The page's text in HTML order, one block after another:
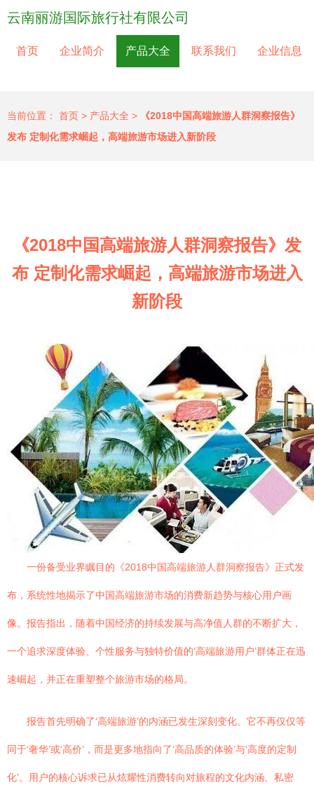
云南丽游国际旅行社有限公司
首页 企业简介 产品大全 联系我们 企业信息
当前位置： 首页 > 产品大全 >
《2018中国高端旅游人群洞察报告》
发布 定制化需求崛起，高端旅游市场进入新阶段
《2018中国高端旅游人群洞察报告》发
布 定制化需求崛起，高端旅游市场进入
新阶段
一份备受业界瞩目的《2018中国高端旅游人群洞察报告》正式发
布，系统性地揭示了中国高端旅游市场的消费新趋势与核心用户画
像。报告指出，随着中国经济的持续发展与高净值人群的不断扩大，
一个追求深度体验、个性服务与独特价值的‘高端旅游用户’群体正在迅
速崛起，并正在重塑整个旅游市场的格局。
报告首先明确了‘高端旅游’的内涵已发生深刻变化。它不再仅仅等
同于‘奢华’或‘高价’，而是更多地指向了‘高品质的体验’与‘高度的定制
化’。用户的核心诉求已从炫耀性消费转向对旅程的文化内涵、私密